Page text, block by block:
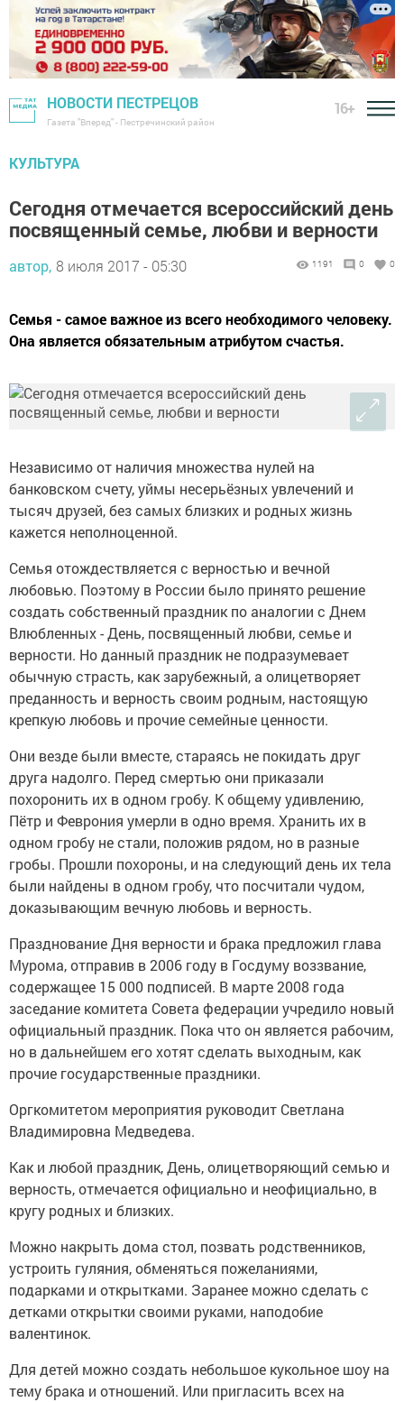
НОВОСТИ ПЕСТРЕЦОВ
Газета "Вперед" - Пестречинский район
16+
КУЛЬТУРА
Сегодня отмечается всероссийский день
посвященный семье, любви и верности
автор, 8 июля 2017 - 05:30 1191 0 0
Семья - самое важное из всего необходимого человеку.
Она является обязательным атрибутом счастья.
Независимо от наличия множества нулей на
банковском счету, уймы несерьёзных увлечений и
тысяч друзей, без самых близких и родных жизнь
кажется неполноценной.
Семья отождествляется с верностью и вечной
любовью. Поэтому в России было принято решение
создать собственный праздник по аналогии с Днем
Влюбленных - День, посвященный любви, семье и
верности. Но данный праздник не подразумевает
обычную страсть, как зарубежный, а олицетворяет
преданность и верность своим родным, настоящую
крепкую любовь и прочие семейные ценности.
Они везде были вместе, стараясь не покидать друг
друга надолго. Перед смертью они приказали
похоронить их в одном гробу. К общему удивлению,
Пётр и Феврония умерли в одно время. Хранить их в
одном гробу не стали, положив рядом, но в разные
гробы. Прошли похороны, и на следующий день их тела
были найдены в одном гробу, что посчитали чудом,
доказывающим вечную любовь и верность.
Празднование Дня верности и брака предложил глава
Мурома, отправив в 2006 году в Госдуму воззвание,
содержащее 15 000 подписей. В марте 2008 года
заседание комитета Совета федерации учредило новый
официальный праздник. Пока что он является рабочим,
но в дальнейшем его хотят сделать выходным, как
прочие государственные праздники.
Оргкомитетом мероприятия руководит Светлана
Владимировна Медведева.
Как и любой праздник, День, олицетворяющий семью и
верность, отмечается официально и неофициально, в
кругу родных и близких.
Можно накрыть дома стол, позвать родственников,
устроить гуляния, обменяться пожеланиями,
подарками и открытками. Заранее можно сделать с
детками открытки своими руками, наподобие
валентинок.
Для детей можно создать небольшое кукольное шоу на
тему брака и отношений. Или пригласить всех на